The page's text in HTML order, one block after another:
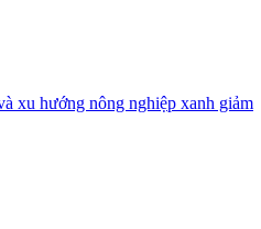
xu hướng nông nghiệp xanh giảm